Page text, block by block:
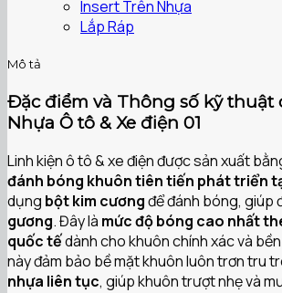
Insert Trên Nhựa
Lắp Ráp
Mô tả
Đặc điểm và Thông số kỹ thuật
Nhựa Ô tô & Xe điện 01
Linh kiện ô tô & xe điện được sản xuất
đánh bóng khuôn tiên tiến phát triển
dụng bột kim cươngđể đánh bóng, giúp
gương. Đây là mức độ bóng cao nhất
quốc tếdành cho khuôn chính xác và
này đảm bảo bề mặt khuôn luôn trơn tru
nhựa liên tục, giúp khuôn trượt nhẹ và